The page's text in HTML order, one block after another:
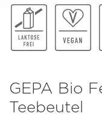
GEPA Bio
Teebeutel